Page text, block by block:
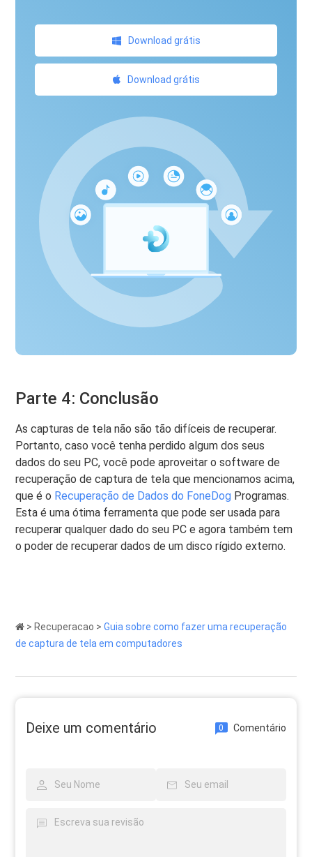
Download grátis
Download grátis
Parte 4: Conclusão
As capturas de tela não são tão difíceis de recuperar.
Portanto, caso você tenha perdido algum dos seus
dados do seu PC, você pode aproveitar o software de
recuperação de captura de tela que mencionamos acima,
que é o Recuperação de Dados do FoneDog Programas.
Esta é uma ótima ferramenta que pode ser usada para
recuperar qualquer dado do seu PC e agora também tem
o poder de recuperar dados de um disco rígido externo.
> Recuperacao >Guia sobre como fazer uma recuperação
de captura de tela em computadores
Deixe um comentário 0 Comentário